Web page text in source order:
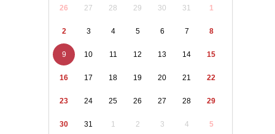
26 27 28 29 30 31 1
2 3 4 5 6 7 8
9 10 11 12 13 14 15
16 17 18 19 20 21 22
23 24 25 26 27 28 29
30 31 1 2 3 4 5